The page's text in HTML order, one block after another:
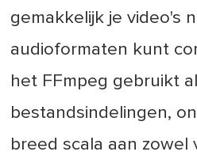
gemakkelijk je video's
audioformaten kunt
het FFmpeg gebruikt
bestandsindelingen,
breed scala aan zowel